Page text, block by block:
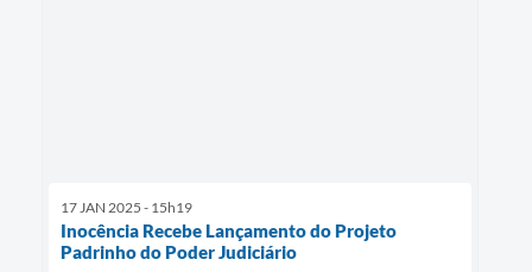
17 JAN 2025 - 15h19
Inocência Recebe Lançamento do Projeto
Padrinho do Poder Judiciário